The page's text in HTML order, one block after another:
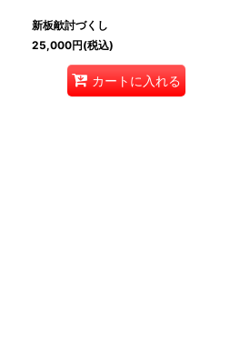
新板歒討づくし
25,000円(税込)
カートに入れる